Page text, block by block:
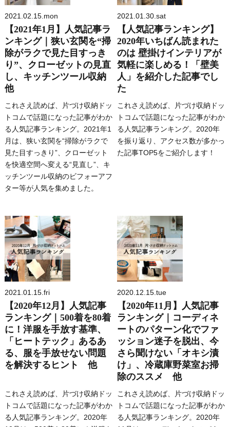
2021.02.15.mon
【2021年1月】人気記事ラ
ンキング｜狭い玄関を“掃
除がラクで見た目すっき
り”、クローゼットの見直
し、キッチンツール収納
他
これさえ読めば、片づけ収納ドッ
トコムで話題になった記事がわか
る人気記事ランキング。2021年1
月は、狭い玄関を“掃除がラクで
見た目すっきり”、クローゼット
を快適空間へ変える“見直し”、キ
ッチンツール収納のビフォーアフ
ター等が人気を集めました。
2021.01.30.sat
【人気記事ランキング】
2020年いちばん読まれた
のは 壁掛けインテリアが
気軽に楽しめる！「壁美
人」を紹介した記事でし
た
これさえ読めば、片づけ収納ドッ
トコムで話題になった記事がわか
る人気記事ランキング。2020年
を振り返り、アクセス数が多かっ
た記事TOP5をご紹介します！
2021.01.15.fri
【2020年12月】人気記事
ランキング｜500着を80着
に！洋服を手放す基準、
「ヒートテック」あるあ
る、服を手放せない問題
を解決するヒント 他
これさえ読めば、片づけ収納ドッ
トコムで話題になった記事がわか
る人気記事ランキング。2020年
2020.12.15.tue
【2020年11月】人気記事
ランキング｜コーディネ
ートのパターン化でファ
ッション迷子を脱出、今
さら聞けない「オキシ漬
け」、冷蔵庫野菜室お掃
除のススメ 他
これさえ読めば、片づけ収納ドッ
トコムで話題になった記事がわか
る人気記事ランキング。2020年